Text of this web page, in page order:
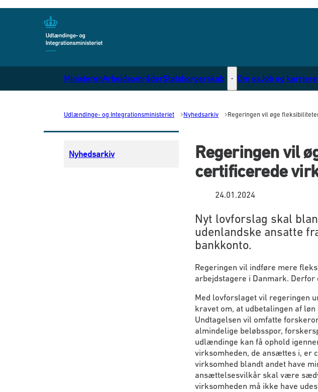
MinisterenArbejdsområderStatsborgerskab Statsborgerskab - Flere links
Om osJob og karriere
Udlændinge- og Integrationsministeriet Nyhedsarkiv Regeringen vil øge
Nyhedsarkiv
Regeringen vil
certificerede
24.01.2024
Nyt lovforslag skal
udenlandske ansatte
bankkonto.
Regeringen vil indføre mere
arbejdstagere i Danmark.
Med lovforslaget vil regeringen
kravet om, at udbetalingen af
Undtagelsen vil omfatte
almindelige beløbsspor,
udlændinge kan få ophold
virksomheden, de ansættes i, er
virksomhed blandt andet have
ansættelsesvilkår skal være
virksomheden må ikke have